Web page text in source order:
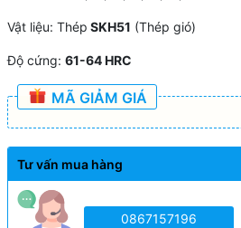
Vật liệu: Thép SKH51 (Thép gió)
Độ cứng: 61-64 HRC
MÃ GIẢM GIÁ
Tư vấn mua hàng
0867157196